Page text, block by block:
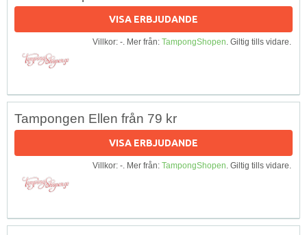
VISA ERBJUDANDE
Villkor: -. Mer från: TampongShopen. Giltig tills vidare.
Tampongen Ellen från 79 kr
VISA ERBJUDANDE
Villkor: -. Mer från: TampongShopen. Giltig tills vidare.